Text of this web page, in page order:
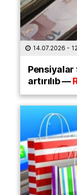
14.07.2026 -
artırılıb —